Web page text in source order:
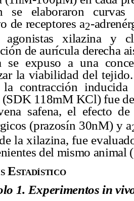
se elaboraron curvas
de receptores a2-
xilazina y
de aurícula derecha
se expuso a una
la viabilidad del
la contracción
(SDK 118mM KCl) fue
safena, el efecto
(prazosín 30nM) y a
la xilazina, fue
del mismo animal
Estadístico
1. Experimentos in